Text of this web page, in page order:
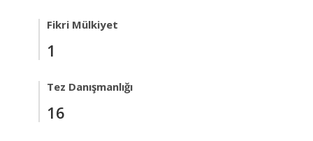
Fikri Mülkiyet
1
Tez Danışmanlığı
16